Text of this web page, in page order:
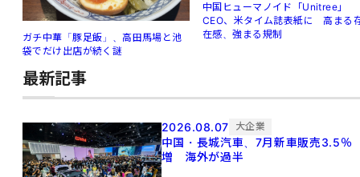
ガチ中華「豚足飯」、高田馬場と池
袋でだけ出店が続く謎
中国ヒューマノイド「Unitree」
CEO、米タイム誌表紙に 高まる
在感、強まる規制
最新記事
2026.08.07 大企業
中国・長城汽車、7月新車販売3.5％
増 海外が過半